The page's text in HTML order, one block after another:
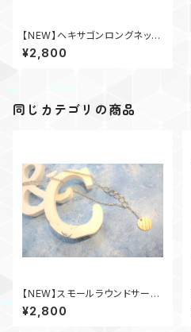
【NEW】ヘキサゴンロングネック
レス
¥2,800
同じカテゴリの商品
【NEW】スモールラウンドサーク
ルロングネックレス
¥2,800